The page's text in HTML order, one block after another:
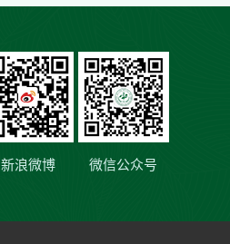
新浪微博
微信公众号